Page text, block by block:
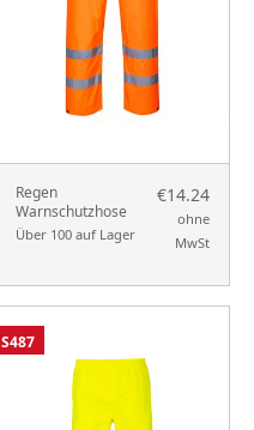
Regen
Warnschutzhose
Über 100 auf Lager
€14.24
ohne
MwSt
S487